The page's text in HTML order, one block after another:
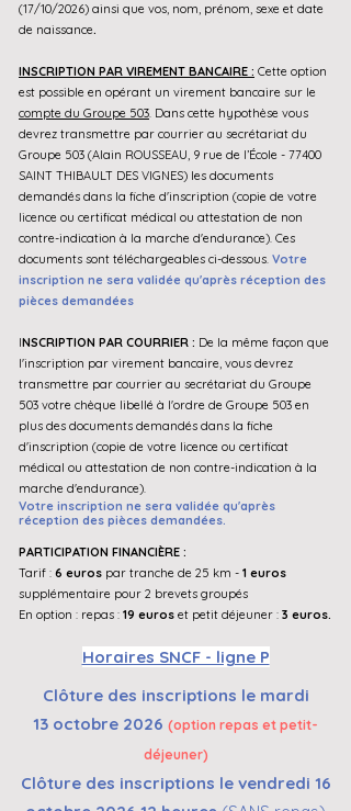
(17/10/2026) ainsi que vos, nom, prénom, sexe et date
de naissance.
INSCRIPTION PAR VIREMENT BANCAIRE : Cette option
est possible en opérant un virement bancaire sur le
compte du Groupe 503. Dans cette hypothèse vous
devrez transmettre par courrier au secrétariat du
Groupe 503 (Alain ROUSSEAU, 9 rue de l’École - 77400
SAINT THIBAULT DES VIGNES) les documents
demandés dans la fiche d'inscription (copie de votre
licence ou certificat médical ou attestation de non
contre-indication à la marche d'endurance). Ces
documents sont téléchargeables ci-dessous. Votre
inscription ne sera validée qu'après réception des
pièces demandées
INSCRIPTION PAR COURRIER : De la même façon que
l'inscription par virement bancaire, vous devrez
transmettre par courrier au secrétariat du Groupe
503 votre chèque libellé à l'ordre de Groupe 503 en
plus des documents demandés dans la fiche
d'inscription (copie de votre licence ou certificat
médical ou attestation de non contre-indication à la
marche d'endurance).
Votre inscription ne sera validée qu'après
réception des pièces demandées.
PARTICIPATION FINANCIÈRE :
Tarif : 6 euros par tranche de 25 km - 1 euros
supplémentaire pour 2 brevets groupés
En option : repas : 19 euros et petit déjeuner : 3 euros.
Horaires SNCF - ligne P
Clôture des inscriptions lemardi
13 octobre 2026 (option repas et petit-
déjeuner)
Clôture des inscriptions le vendredi 16